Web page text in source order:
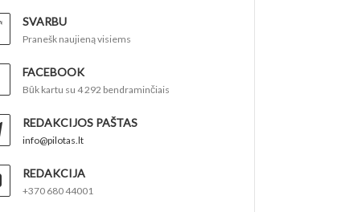
SVARBU
Pranešk naujieną visiems
FACEBOOK
Būk kartu su 4 292 bendraminčiais
REDAKCIJOS PAŠTAS
info@pilotas.lt
REDAKCIJA
+370 680 44001